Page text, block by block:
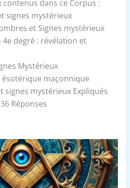
contenus dans ce Corpus :
signes mystérieux
et Signes mystérieux
4e degré : révélation et
Mystérieux
ésotérique maçonnique
signes mystérieux Expliqués
Réponses